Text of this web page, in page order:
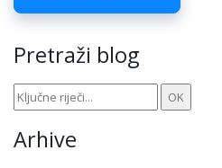
Pretraži blog
Arhive